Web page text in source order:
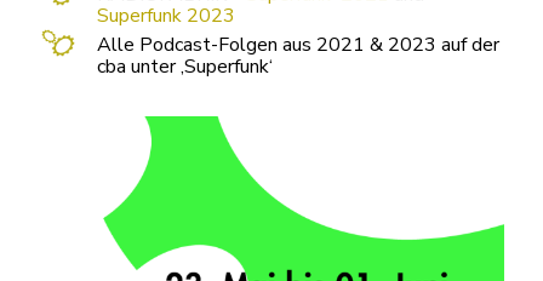
Superfunk 2023
Alle Podcast-Folgen aus 2021 & 2023 auf der
cba unter ‚Superfunk‘